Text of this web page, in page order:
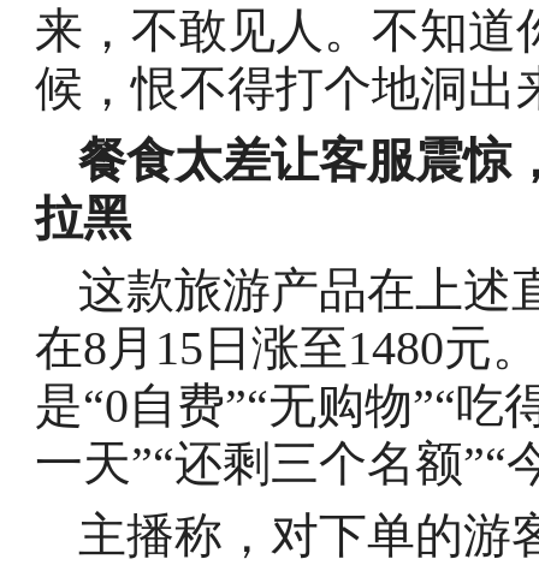
来，不敢见人。不知道
候，恨不得打个地洞出
餐食太差让客服震惊
拉黑
这款旅游产品在上述
在8月15日涨至1480元
是“0自费”“无购物”“吃
一天”“还剩三个名额”“
主播称，对下单的游